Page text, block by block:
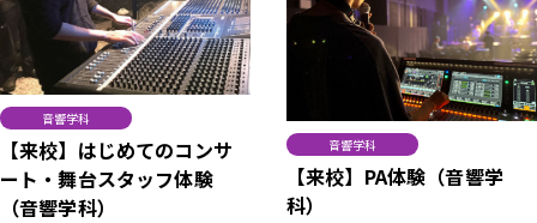
音響学科
【来校】はじめてのコンサ
ート・舞台スタッフ体験
（音響学科）
音響学科
【来校】PA体験（音響学
科）